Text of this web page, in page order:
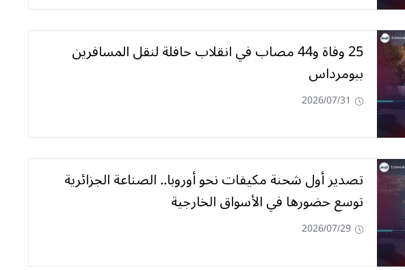
25 وفاة و44 مصاب في انقلاب حافلة لنقل المسافرين
ببومرداس
2026/07/31
تصدير أول شحنة مكيفات نحو أوروبا.. الصناعة الجزائرية
توسع حضورها في الأسواق الخارجية
2026/07/29